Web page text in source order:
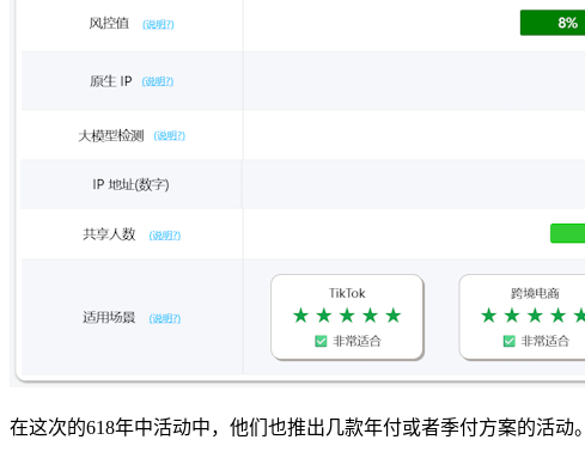
在这次的618年中活动中，他们也推出几款年付或者季付方案的活动。